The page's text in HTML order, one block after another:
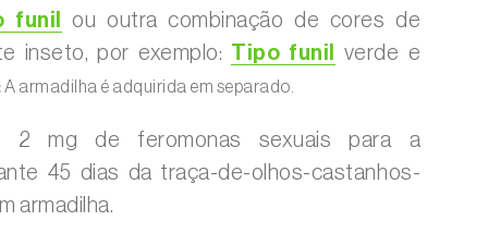
funil
ou outra combinação de cores de
inseto, por exemplo: Tipo funil
verde e
A armadilha é adquirida em separado.
2 mg de feromonas sexuais para a
45 dias da traça-de-olhos-castanhos-
armadilha.